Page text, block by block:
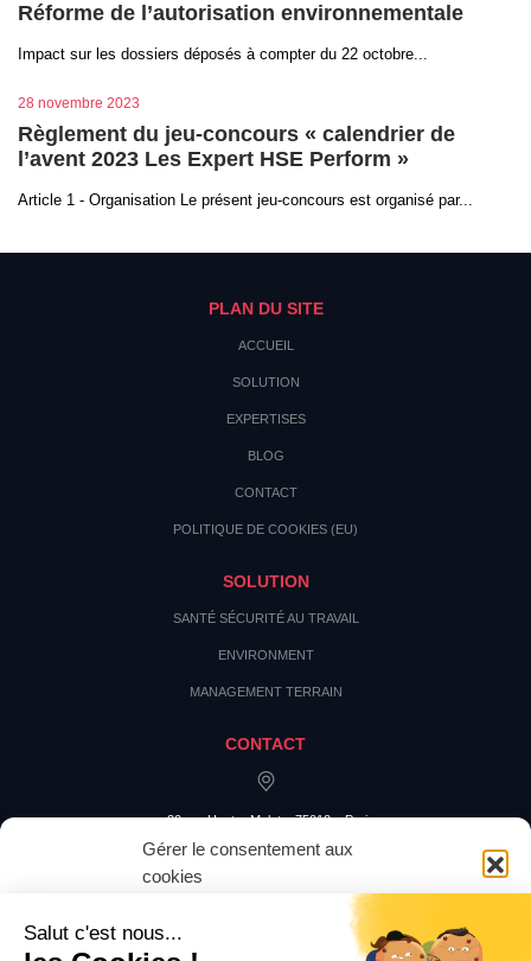
Gérer le consentement aux
cookies
Pour offrir les meilleures expériences, nous utilisons des technologies
telles que les cookies pour stocker et/ou accéder aux informations des
Réforme de l’autorisation environnementale
Impact sur les dossiers déposés à compter du 22 octobre...
28 novembre 2023
Règlement du jeu-concours « calendrier de
l’avent 2023 Les Expert HSE Perform »
Article 1 - Organisation Le présent jeu-concours est organisé par...
PLAN DU SITE
ACCUEIL
SOLUTION
EXPERTISES
BLOG
CONTACT
POLITIQUE DE COOKIES (EU)
SOLUTION
SANTÉ SÉCURITÉ AU TRAVAIL
ENVIRONMENT
MANAGEMENT TERRAIN
CONTACT
20 rue Hector Malot – 75012 – Paris